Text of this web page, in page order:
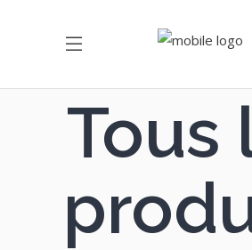
Tous